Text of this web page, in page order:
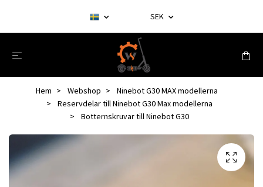
SEK
Hem Webshop
Ninebot G30 MAX modellerna
Reservdelar till Ninebot G30 Max modellerna
Botternskruvar till Ninebot G30